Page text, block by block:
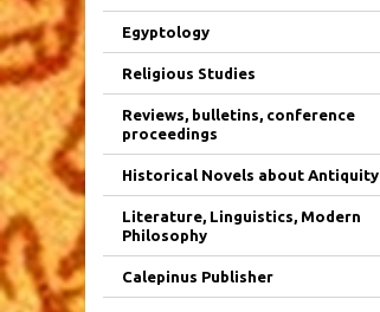
Egyptology
Religious Studies
Reviews, bulletins, conference
proceedings
Historical Novels about Antiquity
Literature, Linguistics, Modern
Philosophy
Calepinus Publisher